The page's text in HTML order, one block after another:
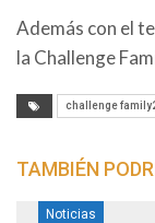
Además con el
la Challenge
challenge
TAMBIÉN
Noticias